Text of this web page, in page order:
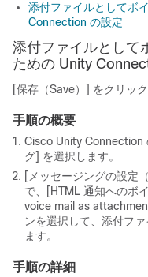
添付ファイルとしてボ
Connection の設定
添付ファイルとして
ための Unity
[保存（Save）] をクリック
手順の概要
Cisco Unity Connection
グ] を選択します。
[メッセージングの設定
で、[HTML 通知へのボ
voice mail as
ンを選択して、添付フ
ます。
手順の詳細